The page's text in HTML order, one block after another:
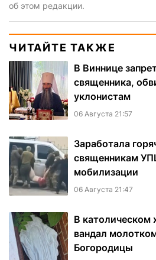
об этом редакции.
ЧИТАЙТЕ ТАКЖЕ
В Виннице
священника,
уклонистам
06 Августа 21:57
Заработала
священникам
мобилизации
06 Августа 21:47
В
вандал
Богородицы